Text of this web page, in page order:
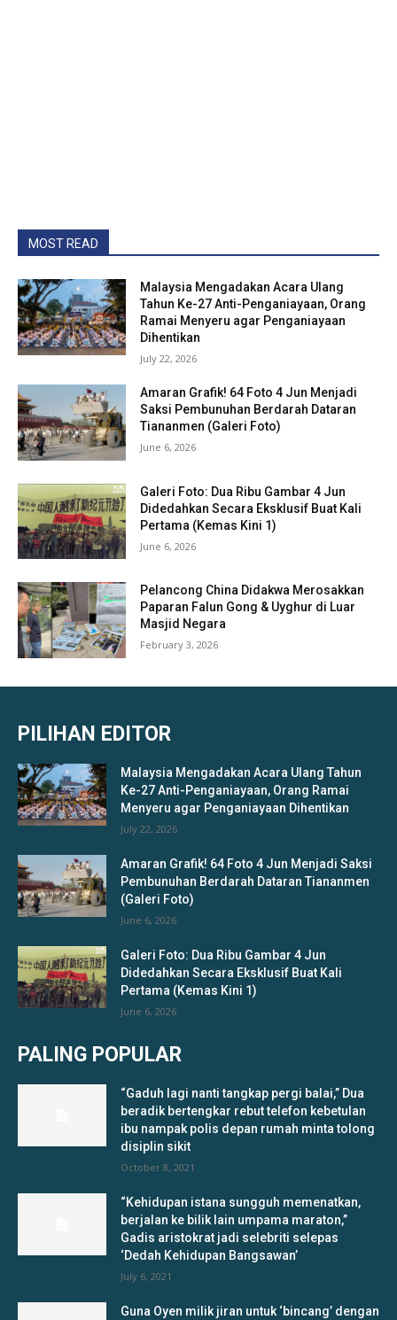
MOST READ
Malaysia Mengadakan Acara Ulang
Tahun Ke-27 Anti-Penganiayaan, Orang
Ramai Menyeru agar Penganiayaan
Dihentikan
July 22, 2026
Amaran Grafik! 64 Foto 4 Jun Menjadi
Saksi Pembunuhan Berdarah Dataran
Tiananmen (Galeri Foto)
June 6, 2026
Galeri Foto: Dua Ribu Gambar 4 Jun
Didedahkan Secara Eksklusif Buat Kali
Pertama (Kemas Kini 1)
June 6, 2026
Pelancong China Didakwa Merosakkan
Paparan Falun Gong & Uyghur di Luar
Masjid Negara
February 3, 2026
PILIHAN EDITOR
Malaysia Mengadakan Acara Ulang Tahun
Ke-27 Anti-Penganiayaan, Orang Ramai
Menyeru agar Penganiayaan Dihentikan
July 22, 2026
Amaran Grafik! 64 Foto 4 Jun Menjadi Saksi
Pembunuhan Berdarah Dataran Tiananmen
(Galeri Foto)
June 6, 2026
Galeri Foto: Dua Ribu Gambar 4 Jun
Didedahkan Secara Eksklusif Buat Kali
Pertama (Kemas Kini 1)
June 6, 2026
PALING POPULAR
“Gaduh lagi nanti tangkap pergi balai,” Dua
beradik bertengkar rebut telefon kebetulan
ibu nampak polis depan rumah minta tolong
disiplin sikit
October 8, 2021
“Kehidupan istana sungguh memenatkan,
berjalan ke bilik lain umpama maraton,”
Gadis aristokrat jadi selebriti selepas
‘Dedah Kehidupan Bangsawan’
July 6, 2021
Guna Oyen milik jiran untuk ‘bincang’ dengan